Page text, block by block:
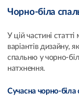
Чорно-біла
У цій частині
варіантів дизайну,
спальню у чорно-
натхнення.
Сучасна чорно-біла